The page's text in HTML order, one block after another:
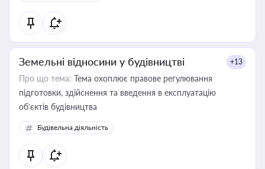
Земельні відносини у будівництві +13
Про що тема: Тема охоплює правове регулювання
підготовки, здійснення та введення в експлуатацію
об’єктів будівництва
Будівельна діяльність